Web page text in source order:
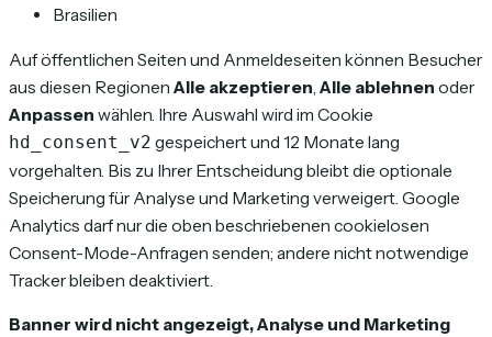
Brasilien
Auf öffentlichen Seiten und Anmeldeseiten können Besucher
aus diesen Regionen Alle akzeptieren, Alle ablehnen oder
Anpassen wählen. Ihre Auswahl wird im Cookie
hd_consent_v2 gespeichert und 12 Monate lang
vorgehalten. Bis zu Ihrer Entscheidung bleibt die optionale
Speicherung für Analyse und Marketing verweigert. Google
Analytics darf nur die oben beschriebenen cookielosen
Consent-Mode-Anfragen senden; andere nicht notwendige
Tracker bleiben deaktiviert.
Banner wird nicht angezeigt, Analyse und Marketing